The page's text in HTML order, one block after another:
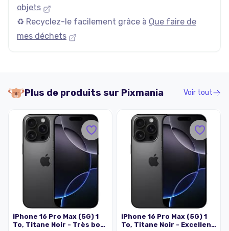
objets
♻️ Recyclez-le facilement grâce à Que faire de
mes déchets
Plus de produits sur Pixmania Voir tout
iPhone 16 Pro Max (5G) 1
To, Titane Noir - Très bon
iPhone 16 Pro Max (5G) 1
To, Titane Noir - Excellent